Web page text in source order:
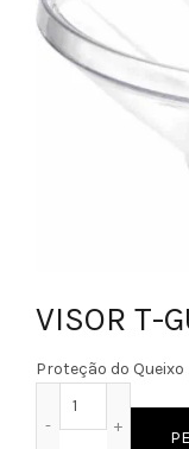
VISOR T-
Proteção do Queixo